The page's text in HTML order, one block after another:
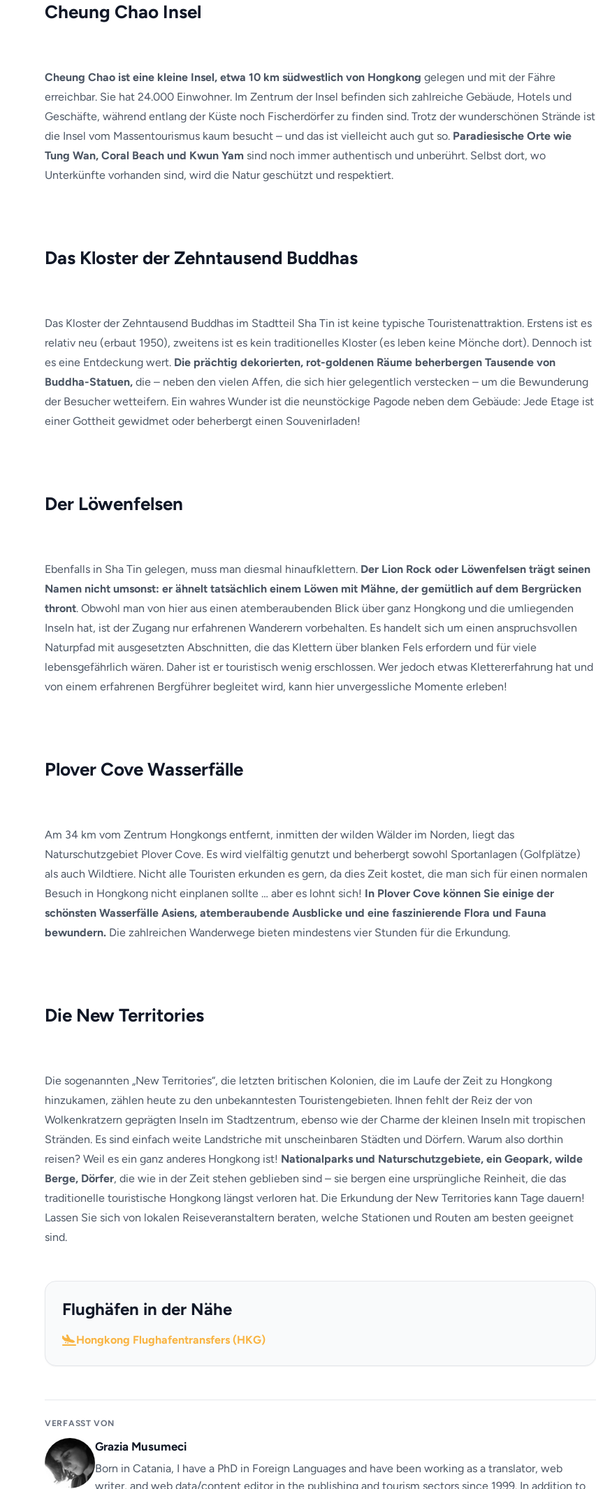
Cheung Chao Insel
Cheung Chao ist eine kleine Insel, etwa 10 km südwestlich von Hongkong gelegen und mit der Fähre
erreichbar. Sie hat 24.000 Einwohner. Im Zentrum der Insel befinden sich zahlreiche Gebäude, Hotels und
Geschäfte, während entlang der Küste noch Fischerdörfer zu finden sind. Trotz der wunderschönen Strände ist
die Insel vom Massentourismus kaum besucht – und das ist vielleicht auch gut so. Paradiesische Orte wie
Tung Wan, Coral Beach und Kwun Yam sind noch immer authentisch und unberührt. Selbst dort, wo
Unterkünfte vorhanden sind, wird die Natur geschützt und respektiert.
Das Kloster der Zehntausend Buddhas
Das Kloster der Zehntausend Buddhas im Stadtteil Sha Tin ist keine typische Touristenattraktion. Erstens ist es
relativ neu (erbaut 1950), zweitens ist es kein traditionelles Kloster (es leben keine Mönche dort). Dennoch ist
es eine Entdeckung wert. Die prächtig dekorierten, rot-goldenen Räume beherbergen Tausende von
Buddha-Statuen, die – neben den vielen Affen, die sich hier gelegentlich verstecken – um die Bewunderung
der Besucher wetteifern. Ein wahres Wunder ist die neunstöckige Pagode neben dem Gebäude: Jede Etage ist
einer Gottheit gewidmet oder beherbergt einen Souvenirladen!
Der Löwenfelsen
Ebenfalls in Sha Tin gelegen, muss man diesmal hinaufklettern. Der Lion Rock oder Löwenfelsen trägt seinen
Namen nicht umsonst: er ähnelt tatsächlich einem Löwen mit Mähne, der gemütlich auf dem Bergrücken
thront. Obwohl man von hier aus einen atemberaubenden Blick über ganz Hongkong und die umliegenden
Inseln hat, ist der Zugang nur erfahrenen Wanderern vorbehalten. Es handelt sich um einen anspruchsvollen
Naturpfad mit ausgesetzten Abschnitten, die das Klettern über blanken Fels erfordern und für viele
lebensgefährlich wären. Daher ist er touristisch wenig erschlossen. Wer jedoch etwas Klettererfahrung hat und
von einem erfahrenen Bergführer begleitet wird, kann hier unvergessliche Momente erleben!
Plover Cove Wasserfälle
Am 34 km vom Zentrum Hongkongs entfernt, inmitten der wilden Wälder im Norden, liegt das
Naturschutzgebiet Plover Cove. Es wird vielfältig genutzt und beherbergt sowohl Sportanlagen (Golfplätze)
als auch Wildtiere. Nicht alle Touristen erkunden es gern, da dies Zeit kostet, die man sich für einen normalen
Besuch in Hongkong nicht einplanen sollte … aber es lohnt sich! In Plover Cove können Sie einige der
schönsten Wasserfälle Asiens, atemberaubende Ausblicke und eine faszinierende Flora und Fauna
bewundern. Die zahlreichen Wanderwege bieten mindestens vier Stunden für die Erkundung.
Die New Territories
Die sogenannten „New Territories“, die letzten britischen Kolonien, die im Laufe der Zeit zu Hongkong
hinzukamen, zählen heute zu den unbekanntesten Touristengebieten. Ihnen fehlt der Reiz der von
Wolkenkratzern geprägten Inseln im Stadtzentrum, ebenso wie der Charme der kleinen Inseln mit tropischen
Stränden. Es sind einfach weite Landstriche mit unscheinbaren Städten und Dörfern. Warum also dorthin
reisen? Weil es ein ganz anderes Hongkong ist! Nationalparks und Naturschutzgebiete, ein Geopark, wilde
Berge, Dörfer, die wie in der Zeit stehen geblieben sind – sie bergen eine ursprüngliche Reinheit, die das
traditionelle touristische Hongkong längst verloren hat. Die Erkundung der New Territories kann Tage dauern!
Lassen Sie sich von lokalen Reiseveranstaltern beraten, welche Stationen und Routen am besten geeignet
sind.
Flughäfen in der Nähe
Hongkong Flughafentransfers (HKG)
VERFASST VON
Grazia Musumeci
Born in Catania, I have a PhD in Foreign Languages ​​and have been working as a translator, web
writer, and web data/content editor in the publishing and tourism sectors since 1999. In addition to